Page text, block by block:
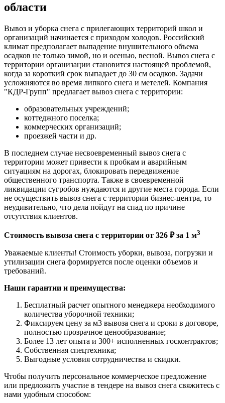
области
Вывоз и уборка снега с прилегающих территорий школ и
организаций начинается с приходом холодов. Российский
климат предполагает выпадение внушительного объема
осадков не только зимой, но и осенью, весной. Вывоз снега с
территории организации становится настоящей проблемой,
когда за короткий срок выпадает до 30 см осадков. Задачи
усложняются во время липкого снега и метелей. Компания
"КДР-Групп" предлагает вывоз снега с территории:
образовательных учреждений;
коттеджного поселка;
коммерческих организаций;
проезжей части и др.
В последнем случае несвоевременный вывоз снега с
территории может привести к пробкам и аварийным
ситуациям на дорогах, блокировать передвижение
общественного транспорта. Также в своевременной
ликвидации сугробов нуждаются и другие места города. Если
не осуществить вывоз снега с территории бизнес-центра, то
неудивительно, что дела пойдут на спад по причине
отсутствия клиентов.
Стоимость вывоза снега с территории от 326 ₽ за 1 м3
Уважаемые клиенты! Стоимость уборки, вывоза, погрузки и
утилизации снега формируется после оценки объемов и
требований.
Наши гарантии и преимущества:
Бесплатный расчет опытного менеджера необходимого
количества уборочной техники;
Фиксируем цену за м3 вывоза снега и сроки в договоре,
полностью прозрачное ценообразование;
Более 13 лет опыта и 300+ исполненных госконтрактов;
Собственная спецтехника;
Выгодные условия сотрудничества и скидки.
Чтобы получить персональное коммерческое предложение
или предложить участие в тендере на вывоз снега свяжитесь с
нами удобным способом: